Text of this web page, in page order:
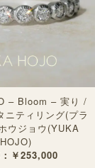
– Bloom – 実り /
ニティリング(プラ
ウジョウ(YUKA
HOJO)
￥253,000